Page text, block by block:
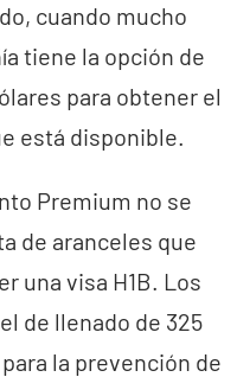
cuando mucho
tiene la opción de
para obtener el
está disponible.
Premium no se
de aranceles que
una visa H1B. Los
de llenado de 325
la prevención de